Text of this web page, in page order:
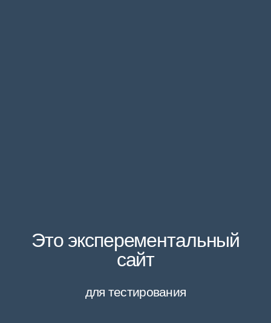
Это эксперементальный
сайт
для тестирования